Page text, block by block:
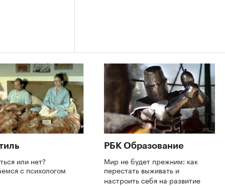
или нет?
с психологом
РБК Образование
Мир не будет прежним: как
перестать выживать и
настроить себя на развитие